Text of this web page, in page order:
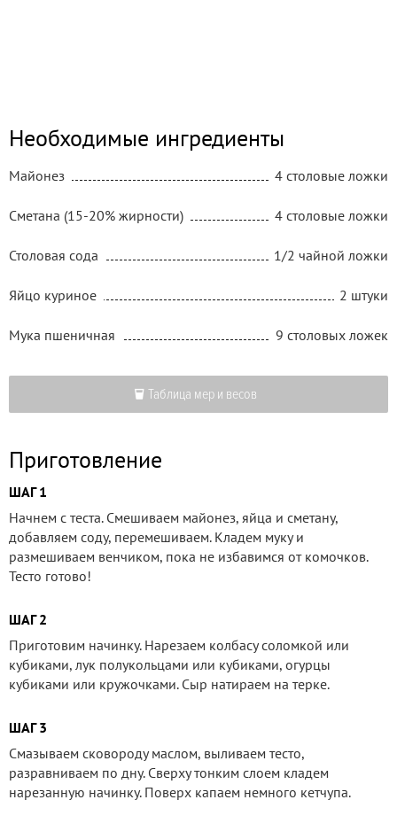
Необходимые ингредиенты
Майонез 4 столовые ложки
Сметана (15-20% жирности) 4 столовые ложки
Столовая сода 1/2 чайной ложки
Яйцо куриное 2 штуки
Мука пшеничная 9 столовых ложек
Таблица мер и весов
Приготовление
ШАГ 1
Начнем с теста. Смешиваем майонез, яйца и сметану,
добавляем соду, перемешиваем. Кладем муку и
размешиваем венчиком, пока не избавимся от комочков.
Тесто готово!
ШАГ 2
Приготовим начинку. Нарезаем колбасу соломкой или
кубиками, лук полукольцами или кубиками, огурцы
кубиками или кружочками. Сыр натираем на терке.
ШАГ 3
Смазываем сковороду маслом, выливаем тесто,
разравниваем по дну. Сверху тонким слоем кладем
нарезанную начинку. Поверх капаем немного кетчупа.